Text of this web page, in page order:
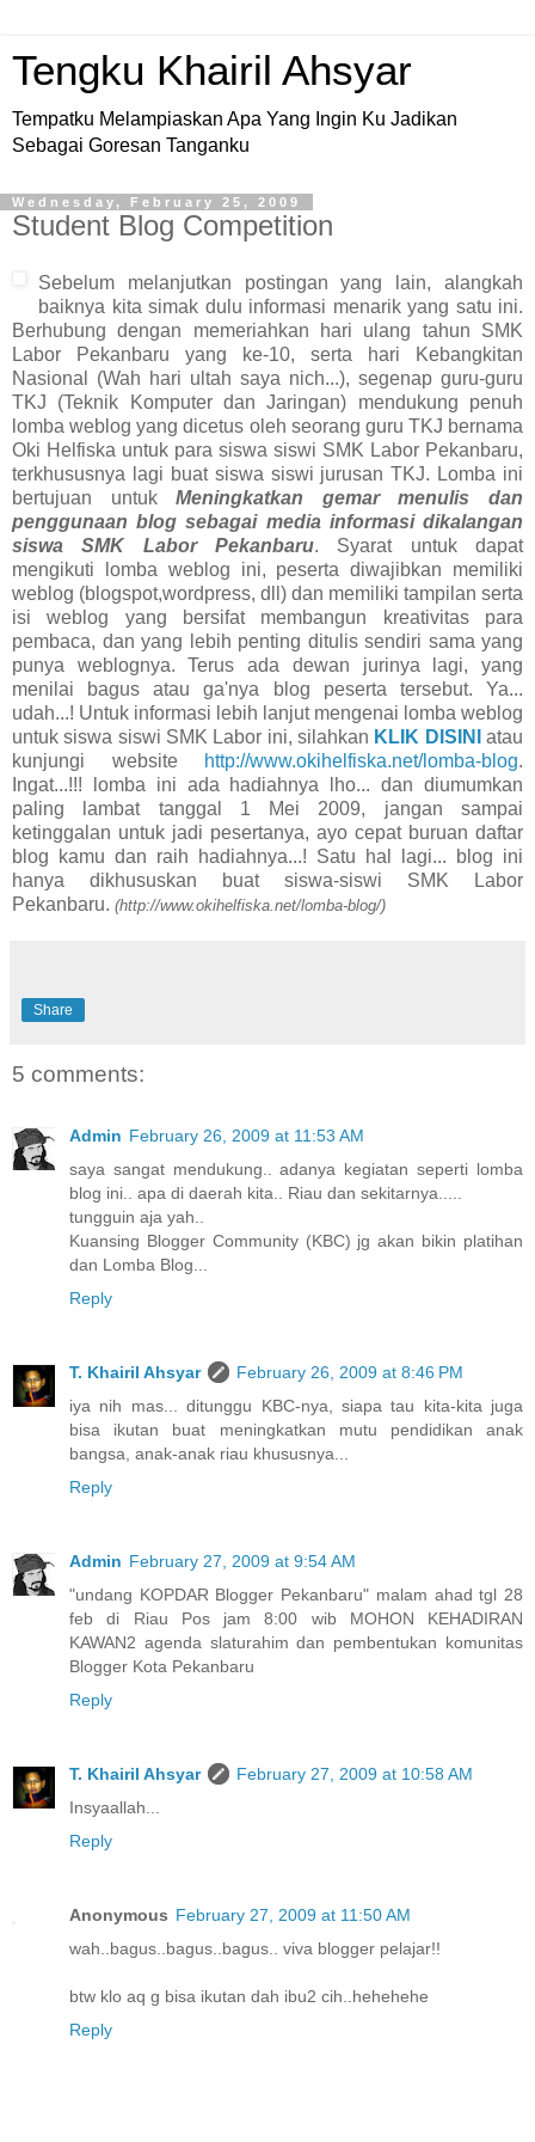
Tengku Khairil Ahsyar
Tempatku Melampiaskan Apa Yang Ingin Ku Jadikan
Sebagai Goresan Tanganku
Wednesday, February 25, 2009
Student Blog Competition
Sebelum melanjutkan postingan yang lain, alangkah
baiknya kita simak dulu informasi menarik yang satu ini.
Berhubung dengan memeriahkan hari ulang tahun SMK
Labor Pekanbaru yang ke-10, serta hari Kebangkitan
Nasional (Wah hari ultah saya nich...), segenap guru-guru
TKJ (Teknik Komputer dan Jaringan) mendukung penuh
lomba weblog yang dicetus oleh seorang guru TKJ bernama
Oki Helfiska untuk para siswa siswi SMK Labor Pekanbaru,
terkhususnya lagi buat siswa siswi jurusan TKJ. Lomba ini
bertujuan untukMeningkatkan gemar menulis dan
penggunaan blog sebagai media informasi dikalangan
siswa SMK Labor Pekanbaru. Syarat untuk dapat
mengikuti lomba weblog ini, peserta diwajibkan memiliki
weblog (blogspot,wordpress, dll) dan memiliki tampilan serta
isi weblog yang bersifat membangun kreativitas para
pembaca, dan yang lebih penting ditulis sendiri sama yang
punya weblognya. Terus ada dewan jurinya lagi, yang
menilai bagus atau ga'nya blog peserta tersebut. Ya...
udah...! Untuk informasi lebih lanjut mengenai lomba weblog
untuk siswa siswi SMK Labor ini, silahkan KLIK DISINI
atau
kunjungi website
http://www.okihelfiska.net/lomba-blog.
Ingat...!!! lomba ini ada hadiahnya lho... dan diumumkan
paling lambat tanggal 1 Mei 2009, jangan sampai
ketinggalan untuk jadi pesertanya, ayo cepat buruan daftar
blog kamu dan raih hadiahnya...! Satu hal lagi... blog ini
hanya dikhususkan buat siswa-siswi SMK Labor
Pekanbaru. (http://www.okihelfiska.net/lomba-blog/)
Share
5 comments:
Admin February 26, 2009 at 11:53 AM
saya sangat mendukung.. adanya kegiatan seperti lomba
blog ini.. apa di daerah kita.. Riau dan sekitarnya.....
tungguin aja yah..
Kuansing Blogger Community (KBC) jg akan bikin platihan
dan Lomba Blog...
Reply
T. Khairil Ahsyar
February 26, 2009 at 8:46 PM
iya nih mas... ditunggu KBC-nya, siapa tau kita-kita juga
bisa ikutan buat meningkatkan mutu pendidikan anak
bangsa, anak-anak riau khususnya...
Reply
Admin February 27, 2009 at 9:54 AM
"undang KOPDAR Blogger Pekanbaru" malam ahad tgl 28
feb di Riau Pos jam 8:00 wib MOHON KEHADIRAN
KAWAN2 agenda slaturahim dan pembentukan komunitas
Blogger Kota Pekanbaru
Reply
T. Khairil Ahsyar
February 27, 2009 at 10:58 AM
Insyaallah...
Reply
Anonymous February 27, 2009 at 11:50 AM
wah..bagus..bagus..bagus.. viva blogger pelajar!!
btw klo aq g bisa ikutan dah ibu2 cih..hehehehe
Reply